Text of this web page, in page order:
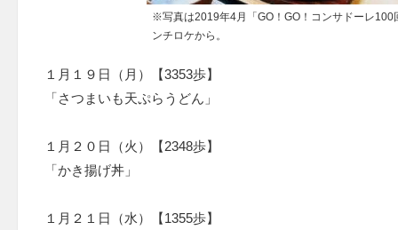
※写真は2019年4月「GO！GO！コンサドーレ100
ンチロケから。
１月１９日（月）【3353歩】
「さつまいも天ぷらうどん」
１月２０日（火）【2348歩】
「かき揚げ丼」
１月２１日（水）【1355歩】